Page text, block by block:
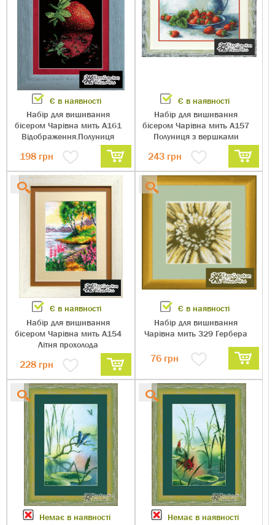
Є в наявності
Набір для вишивання
бісером Чарівна мить А161
Відображення.Полуниця
198 грн
Є в наявності
Набір для вишивання
бісером Чарівна мить А157
Полуниця з вершками
243грн
Є в наявності
Набір для вишивання
бісером Чарівна мить А154
Літня прохолода
228 грн
Є в наявності
Набір для вишивання
Чарівна мить 329 Гербера
76 грн
Немає в наявності
Немає в наявності